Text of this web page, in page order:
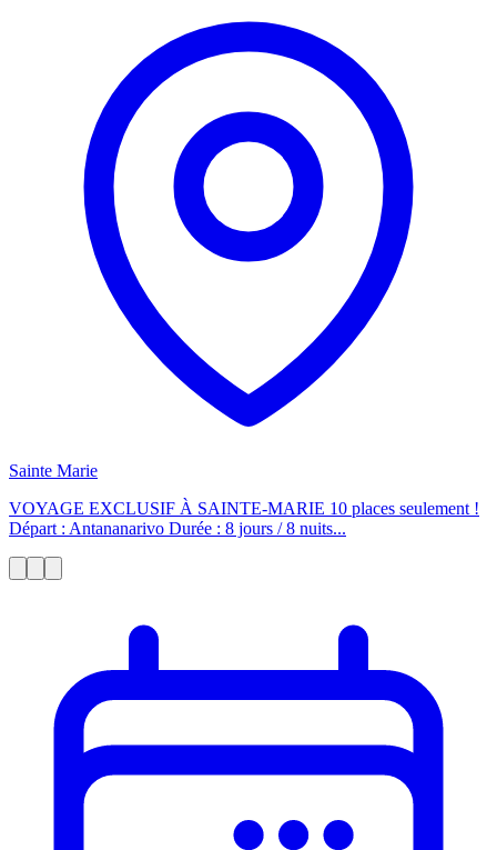
Sainte Marie
VOYAGE EXCLUSIF À SAINTE-MARIE 10 places seulement !
Départ : Antananarivo Durée : 8 jours / 8 nuits...